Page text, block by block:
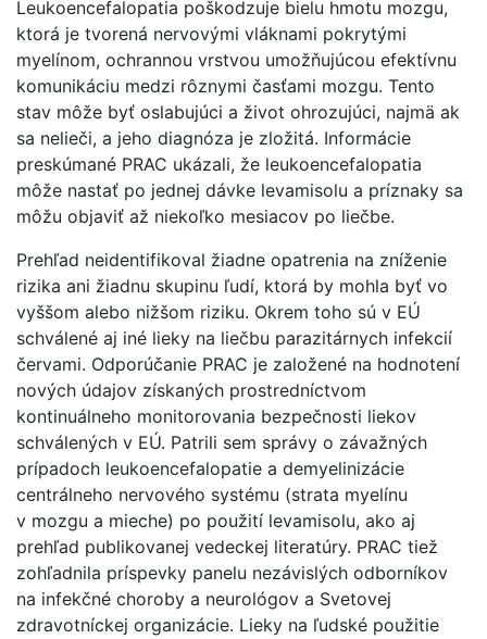
Leukoencefalopatia poškodzuje bielu hmotu mozgu,
ktorá je tvorená nervovými vláknami pokrytými
myelínom, ochrannou vrstvou umožňujúcou efektívnu
komunikáciu medzi rôznymi časťami mozgu. Tento
stav môže byť oslabujúci a život ohrozujúci, najmä ak
sa nelieči, a jeho diagnóza je zložitá. Informácie
preskúmané PRAC ukázali, že leukoencefalopatia
môže nastať po jednej dávke levamisolu a príznaky sa
môžu objaviť až niekoľko mesiacov po liečbe.
Prehľad neidentifikoval žiadne opatrenia na zníženie
rizika ani žiadnu skupinu ľudí, ktorá by mohla byť vo
vyššom alebo nižšom riziku. Okrem toho sú v EÚ
schválené aj iné lieky na liečbu parazitárnych infekcií
červami. Odporúčanie PRAC je založené na hodnotení
nových údajov získaných prostredníctvom
kontinuálneho monitorovania bezpečnosti liekov
schválených v EÚ. Patrili sem správy o závažných
prípadoch leukoencefalopatie a demyelinizácie
centrálneho nervového systému (strata myelínu
v mozgu a mieche) po použití levamisolu, ako aj
prehľad publikovanej vedeckej literatúry. PRAC tiež
zohľadnila príspevky panelu nezávislých odborníkov
na infekčné choroby a neurológov a Svetovej
zdravotníckej organizácie. Lieky na ľudské použitie